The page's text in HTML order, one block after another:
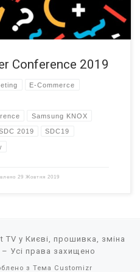
Conference 2019
E-Commerce
Samsung KNOX
2019 SDC19
29 Жовтня 2019
у Києві, прошивка, зміна
– Усі права захищено
з Тема Customizr